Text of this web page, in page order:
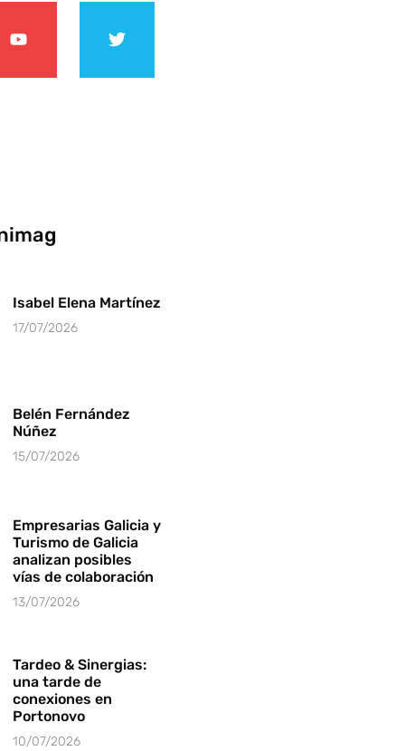
Isabel Elena Martínez
17/07/2026
Belén Fernández
Núñez
15/07/2026
Empresarias Galicia y
Turismo de Galicia
analizan posibles
vías de colaboración
13/07/2026
Tardeo & Sinergias:
una tarde de
conexiones en
Portonovo
10/07/2026